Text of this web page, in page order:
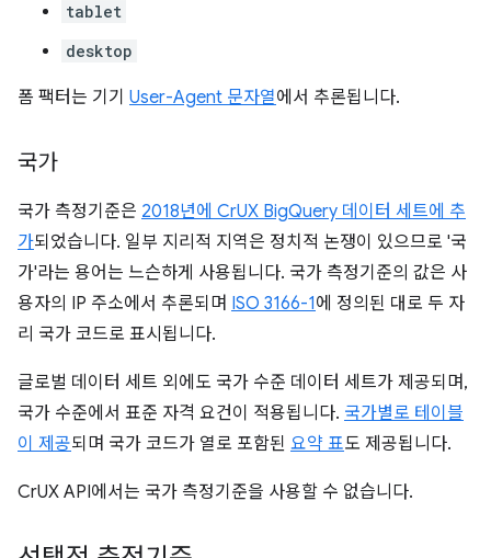
tablet
desktop
폼 팩터는 기기 User-Agent 문자열에서 추론됩니다.
국가
국가 측정기준은 2018년에 CrUX BigQuery 데이터 세트에 추
가되었습니다. 일부 지리적 지역은 정치적 논쟁이 있으므로 '국
가'라는 용어는 느슨하게 사용됩니다. 국가 측정기준의 값은 사
용자의 IP 주소에서 추론되며 ISO 3166-1에 정의된 대로 두 자
리 국가 코드로 표시됩니다.
글로벌 데이터 세트 외에도 국가 수준 데이터 세트가 제공되며,
국가 수준에서 표준 자격 요건이 적용됩니다. 국가별로 테이블
이 제공되며 국가 코드가 열로 포함된 요약 표도 제공됩니다.
CrUX API에서는 국가 측정기준을 사용할 수 없습니다.